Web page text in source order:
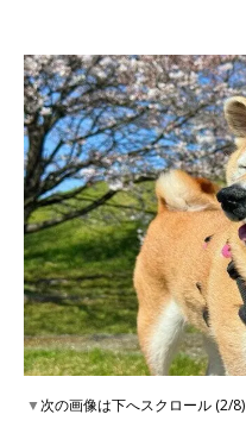
▼次の画像は下へスクロール (2/8)